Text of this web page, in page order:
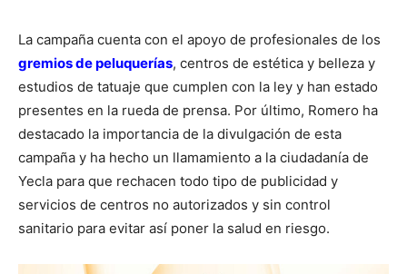
La campaña cuenta con el apoyo de profesionales de los
gremios de peluquerías, centros de estética y belleza y
estudios de tatuaje que cumplen con la ley y han estado
presentes en la rueda de prensa. Por último, Romero ha
destacado la importancia de la divulgación de esta
campaña y ha hecho un llamamiento a la ciudadanía de
Yecla para que rechacen todo tipo de publicidad y
servicios de centros no autorizados y sin control
sanitario para evitar así poner la salud en riesgo.